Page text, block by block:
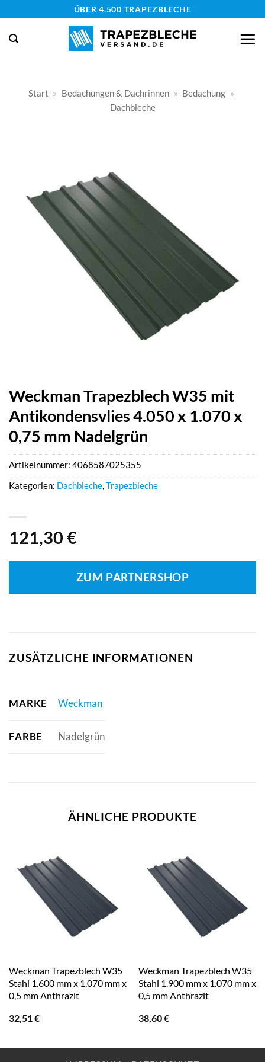
springen
ÜBER 4.500 TRAPEZBLECHE
Start » Bedachungen & Dachrinnen » Bedachung »
Dachbleche
Weckman Trapezblech W35 mit
Antikondensvlies 4.050 x 1.070 x
0,75 mm Nadelgrün
121,30 €
ZUM PARTNERSHOP
Artikelnummer: 4068587025355
Kategorien: Dachbleche,Trapezbleche
ZUSÄTZLICHE INFORMATIONEN
MARKE Weckman
FARBE Nadelgrün
ÄHNLICHE PRODUKTE
Weckman Trapezblech W35
Stahl 1.600 mm x 1.070 mm x
0,5 mm Anthrazit
32,51€
Weckman Trapezblech W35
Stahl 1.900 mm x 1.070 mm x
0,5 mm Anthrazit
38,60€